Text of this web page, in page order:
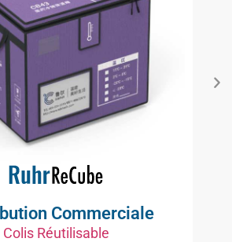
Commerciale
Colis Réutilisable